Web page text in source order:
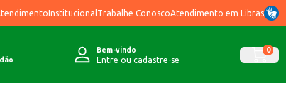
Institucional Trabalhe ConoscoAtendimento em Libras
Bem-vindo
Entre ou cadastre-se
0